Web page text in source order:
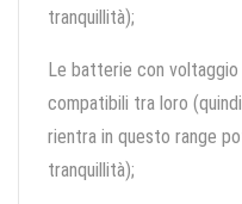
tranquillità);
Le batterie con voltaggio
compatibili tra loro
rientra in questo range
tranquillità);